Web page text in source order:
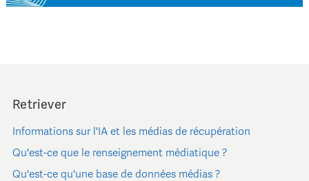
Retriever
Informations sur l'IA et les médias de récupération
Qu'est-ce que le renseignement médiatique ?
Qu'est-ce qu'une base de données médias ?